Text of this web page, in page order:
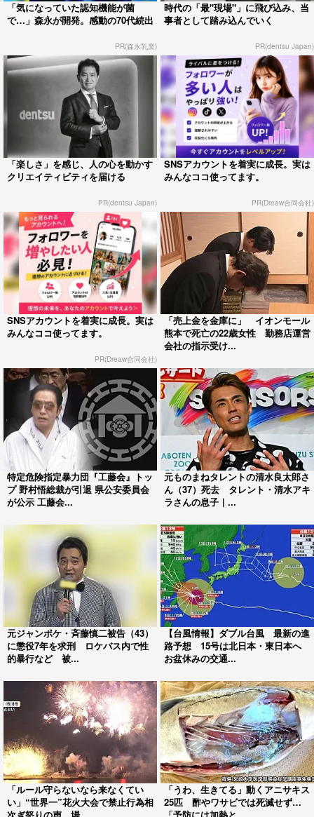
「気になっていた認知機能が菌
で…」森永が開発。感動の70代続出
PR(森永乳業)
時代の「最"現場"」に飛び込み、当
事者として踏み込んでいく
PR(dentsu Japan)
「楽しさ」を感じ、人の心を動かす
クリエイティビティを届ける
PR(dentsu Japan)
SNSアカウントを着実に成長。実は
みんなココ使ってます。
PR(Dreaw合同会社)
SNSアカウントを着実に成長。実は
みんなココ使ってます。
PR(Dreaw合同会社)
「売上金を金庫に」 イオンモール
熊本で死亡の22歳女性 勤務店運営
会社の指示受け...
特定危険指定暴力団『工藤会』トッ
プ 野村悟総裁が引退 県公安委員会
が公示 工藤会...
元ものまねタレントの清水良太郎さ
ん（37）死去 タレント・清水アキ
ラさんの息子｜...
元ジャンポケ・斉藤慎二被告（43）
に懲役7年を求刑 ロケバス内で性
的暴行など 被...
【台風情報】ダブル台風 最新の進
路予想 15号は北日本・東日本へ
お盆休みの交通...
「ルール守らないなら来なくてい
い」“世界一”花火大会で禁止行為相
「うわ、生きてる」動くアニサキス
25匹 酢やワサビでは死滅せず…